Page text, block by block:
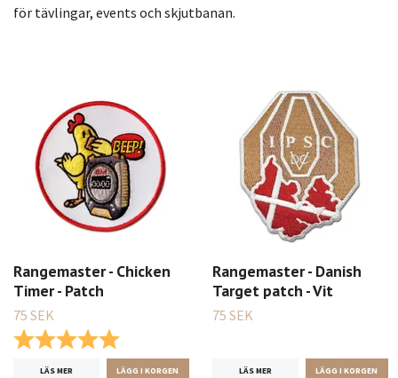
för tävlingar, events och skjutbanan.
Rangemaster - Chicken
Timer - Patch
75 SEK
Betyg:
LÄS MER
Rangemaster - Danish
Target patch - Vit
75 SEK
LÄS MER